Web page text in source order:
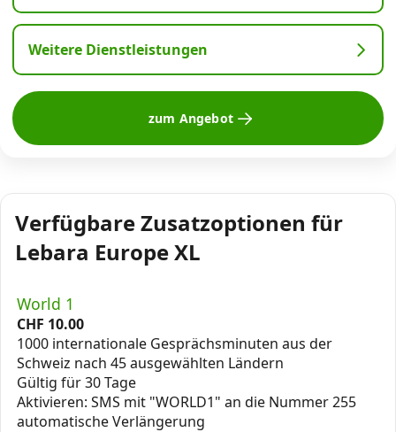
Weitere Dienstleistungen
zum Angebot
Verfügbare Zusatzoptionen für
Lebara Europe XL
World 1
CHF 10.00
1000 internationale Gesprächsminuten aus der
Schweiz nach 45 ausgewählten Ländern
Gültig für 30 Tage
Aktivieren: SMS mit "WORLD1" an die Nummer 255
automatische Verlängerung